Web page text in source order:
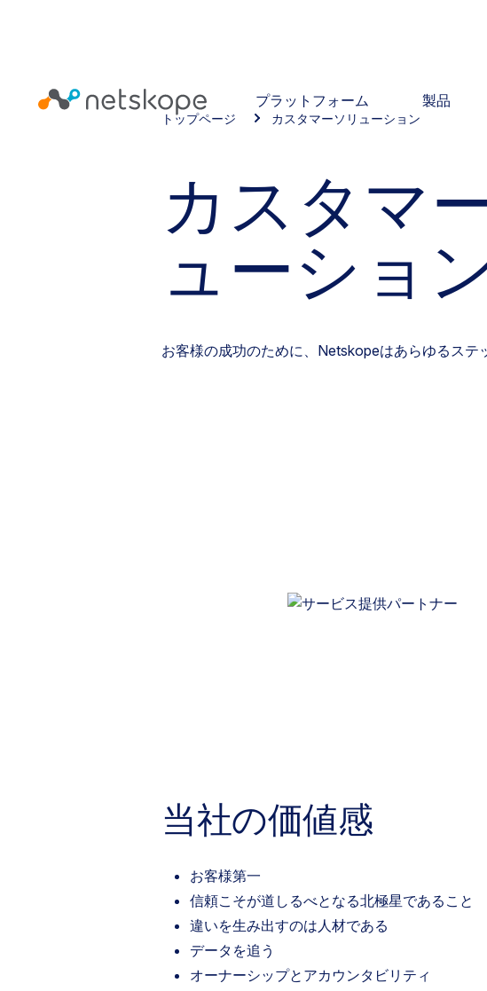
プラットフォーム 製品
トップページ カスタマーソリューション
カスタマ
ューショ
お客様の成功のために、Netskopeはあらゆるステ
当社の価値感
お客様第一
信頼こそが道しるべとなる北極星であること
違いを生み出すのは人材である
データを追う
オーナーシップとアカウンタビリティ